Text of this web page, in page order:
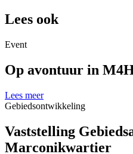
Lees ook
Event
Op avontuur in
Lees meer
Gebiedsontwikkeling
Vaststelling
Marconikwartier